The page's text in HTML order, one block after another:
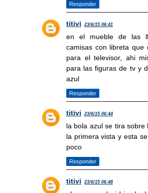
Responder
titivi 23/6/15 06:41
en el mueble de las
camisas con libreta que
para el televisor, ahi
para las figuras de tv y
azul
Responder
titivi 23/6/15 06:44
la bola azul se tira sobre
la primera vista y esta
poco
Responder
titivi 23/6/15 06:48